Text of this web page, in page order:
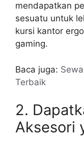
mendapatkan
sesuatu untuk
kursi kantor
gaming.
Baca juga:
Terbaik
2.
Aksesori